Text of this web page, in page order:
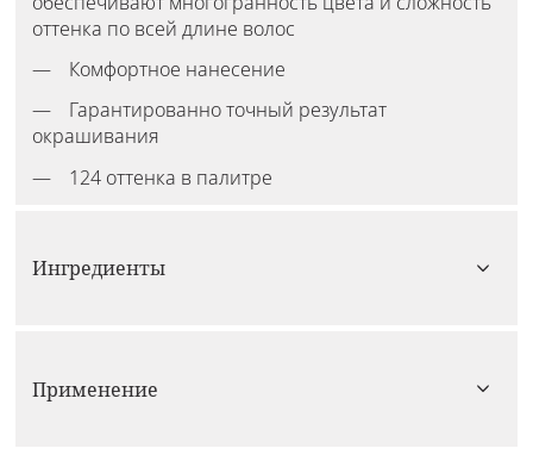
оттенка по всей длине волос
Комфортное нанесение
Гарантированно точный результат
окрашивания
124 оттенка в палитре
Ингредиенты
Применение